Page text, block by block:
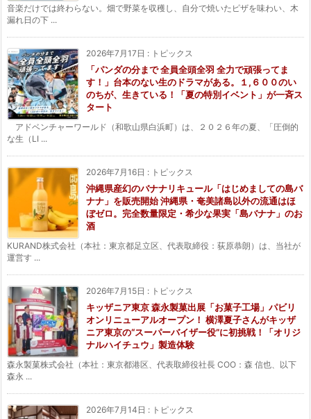
音楽だけでは終わらない。畑で野菜を収穫し、自分で焼いたピザを味わい、木
漏れ日の下 ...
2026年7月17日 : トピックス
「パンダの分まで 全員全頭全羽 全力で頑張ってま
す！」台本のない生のドラマがある。１,６００のい
のちが、生きている！「夏の特別イベント」が一斉ス
タート
アドベンチャーワールド（和歌山県白浜町）は、２０２６年の夏、「圧倒的
な生（LI ...
2026年7月16日 : トピックス
沖縄県産幻のバナナリキュール「はじめましての島バ
ナナ」を販売開始 沖縄県・奄美諸島以外の流通はほ
ぼゼロ。完全数量限定・希少な果実「島バナナ」のお
酒
KURAND株式会社（本社：東京都足立区、代表取締役：荻原恭朗）は、当社が
運営す ...
2026年7月15日 : トピックス
キッザニア東京 森永製菓出展「お菓子工場」パビリ
オンリニューアルオープン！ 横澤夏子さんがキッザ
ニア東京の“スーパーバイザー役”に初挑戦！「オリジ
ナルハイチュウ」製造体験
森永製菓株式会社（本社：東京都港区、代表取締役社長 COO：森 信也、以下
森永 ...
2026年7月14日 : トピックス